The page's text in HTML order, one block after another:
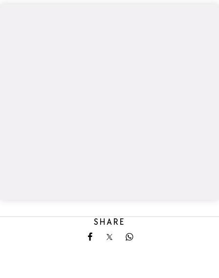
SHARE
Share on Facebook
Share on XShare on Whatsapp